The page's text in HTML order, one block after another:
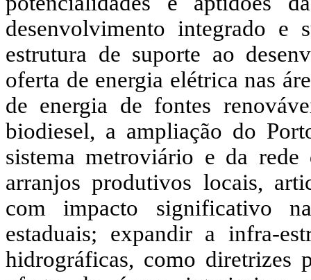
desenvolvimento integrado e
estrutura de suporte ao
oferta de energia elétrica nas
de energia de fontes
biodiesel, a ampliação do
sistema metroviário e da
arranjos produtivos locais,
com impacto significativo
estaduais; expandir a infra-
hidrográficas, como diretrizes